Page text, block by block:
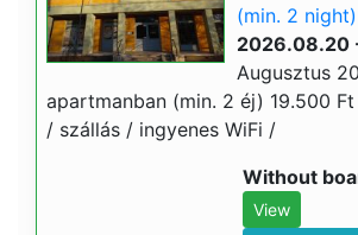
(min. 2 night)
2026.08.20
Augusztus
apartmanban (min. 2 éj) 19.500
/ szállás / ingyenes WiFi /
Without
View